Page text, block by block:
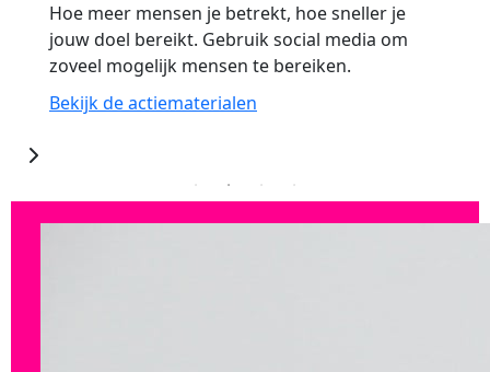
Stel jezelf een mooi doel. Het geld dat je
ophaalt gaat naar belangrijk
borstkankeronderzoek.
Hulp bij actievoeren